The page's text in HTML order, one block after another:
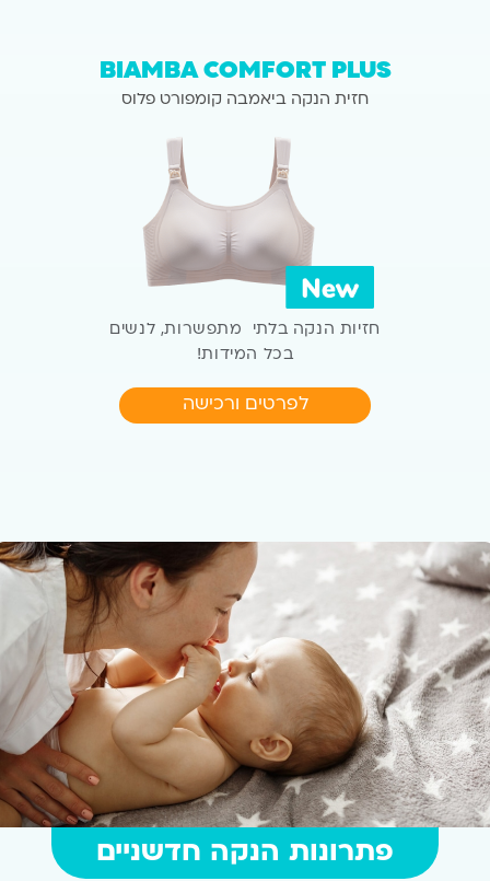
BIAMBACOMFORT PLUS
חזית הנקה ביאמבה קומפורט פלוס
חזיות הנקה בלתי מתפשרות, לנשים
בכל המידות!
לפרטים ורכישה
פתרונות הנקה חדשניים